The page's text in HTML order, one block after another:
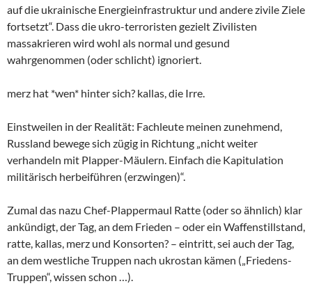
auf die ukrainische Energieinfrastruktur und andere zivile Ziele
fortsetzt“. Dass die ukro-terroristen gezielt Zivilisten
massakrieren wird wohl als normal und gesund
wahrgenommen (oder schlicht) ignoriert.
merz hat *wen* hinter sich? kallas, die Irre.
Einstweilen in der Realität: Fachleute meinen zunehmend,
Russland bewege sich zügig in Richtung „nicht weiter
verhandeln mit Plapper-Mäulern. Einfach die Kapitulation
militärisch herbeiführen (erzwingen)“.
Zumal das nazu Chef-Plappermaul Ratte (oder so ähnlich) klar
ankündigt, der Tag, an dem Frieden – oder ein Waffenstillstand,
ratte, kallas, merz und Konsorten? – eintritt, sei auch der Tag,
an dem westliche Truppen nach ukrostan kämen („Friedens-
Truppen“, wissen schon …).